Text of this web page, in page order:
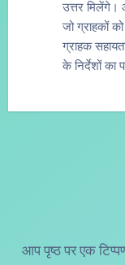
उत्तर
जो ग्राहकों
ग्राहक
के निर्देशों का
आप पृष्ठ पर एक